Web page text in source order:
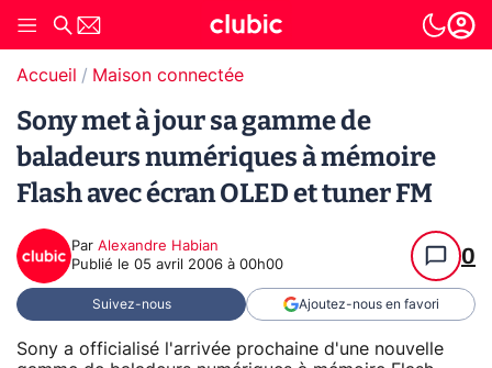
Accueil Maison connectée
Sony met à jour sa gamme de
baladeurs numériques à mémoire
Flash avec écran OLED et tuner FM
Par Alexandre Habian
Publié le 05 avril 2006 à 00h00 0
Suivez-nous Ajoutez-nous en favori
Sony a officialisé l'arrivée prochaine d'une nouvelle